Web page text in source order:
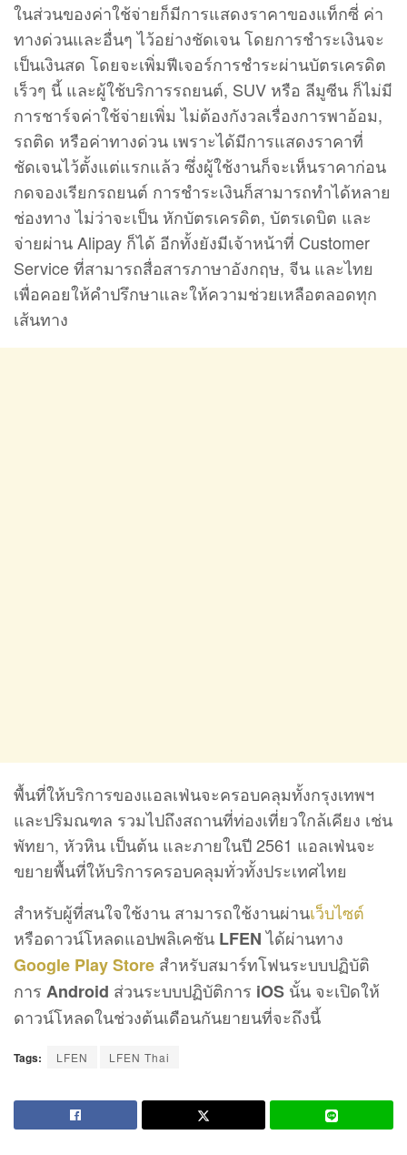
ในส่วนของค่าใช้จ่ายก็มีการแสดงราคาของแท็กซี่ ค่า
ทางด่วนและอื่นๆ ไว้อย่างชัดเจน โดยการชำระเงินจะ
เป็นเงินสด โดยจะเพิ่มฟีเจอร์การชำระผ่านบัตรเครดิต
เร็วๆ นี้ และผู้ใช้บริการรถยนต์, SUV หรือ ลีมูซีน ก็ไม่มี
การชาร์จค่าใช้จ่ายเพิ่ม ไม่ต้องกังวลเรื่องการพาอ้อม,
รถติด หรือค่าทางด่วน เพราะได้มีการแสดงราคาที่
ชัดเจนไว้ตั้งแต่แรกแล้ว ซึ่งผู้ใช้งานก็จะเห็นราคาก่อน
กดจองเรียกรถยนต์ การชำระเงินก็สามารถทำได้หลาย
ช่องทาง ไม่ว่าจะเป็น หักบัตรเครดิต, บัตรเดบิต และ
จ่ายผ่าน Alipay ก็ได้ อีกทั้งยังมีเจ้าหน้าที่ Customer
Service ที่สามารถสื่อสารภาษาอังกฤษ, จีน และไทย
เพื่อคอยให้คำปรึกษาและให้ความช่วยเหลือตลอดทุก
เส้นทาง
พื้นที่ให้บริการของแอลเฟ่นจะครอบคลุมทั้งกรุงเทพฯ
และปริมณฑล รวมไปถึงสถานที่ท่องเที่ยวใกล้เคียง เช่น
พัทยา, หัวหิน เป็นต้น และภายในปี 2561 แอลเฟ่นจะ
ขยายพื้นที่ให้บริการครอบคลุมทั่วทั้งประเทศไทย
สำหรับผู้ที่สนใจใช้งาน สามารถใช้งานผ่านเว็บไซต์
หรือดาวน์โหลดแอปพลิเคชัน LFENได้ผ่านทาง
Google Play Store สำหรับสมาร์ทโฟนระบบปฏิบัติ
การ Android ส่วนระบบปฏิบัติการ iOS นั้น จะเปิดให้
ดาวน์โหลดในช่วงต้นเดือนกันยายนที่จะถึงนี้
Tags: LFEN LFEN Thai